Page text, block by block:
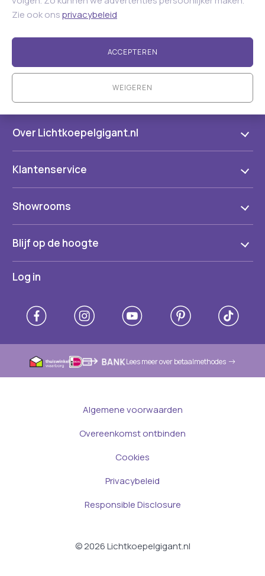
Zie ook onsprivacybeleid
ACCEPTEREN
WEIGEREN
Over Lichtkoepelgigant.nl
Klantenservice
Showrooms
Blijf op de hoogte
Log in
Lees meer over betaalmethodes
© 2026 Lichtkoepelgigant.nl
Algemene voorwaarden
Overeenkomst ontbinden
Privacybeleid
Cookies
Responsible Disclosure